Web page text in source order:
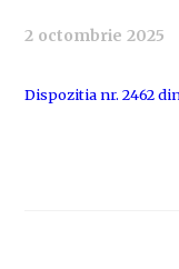
2 octombrie 2025
Dispozitia nr. 2462